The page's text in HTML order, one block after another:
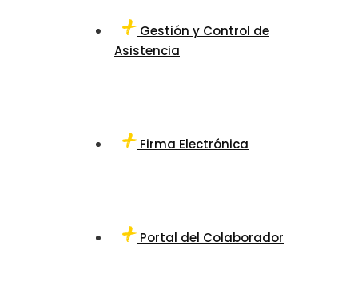
Gestión y Control de
Asistencia
Firma Electrónica
Portal del Colaborador